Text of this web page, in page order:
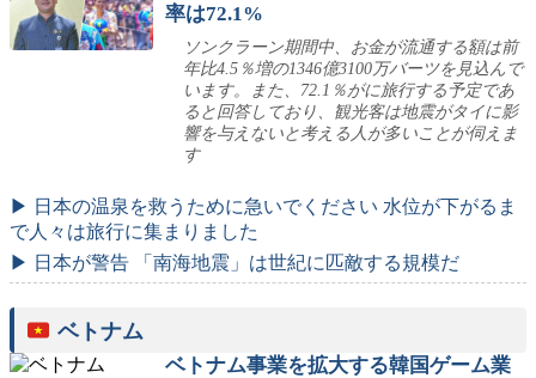
率は72.1%
ソンクラーン期間中、お金が流通する額は前
年比4.5％増の1346億3100万バーツを見込んで
います。また、72.1％がに旅行する予定であ
ると回答しており、観光客は地震がタイに影
響を与えないと考える人が多いことが伺えま
す
▶ 日本の温泉を救うために急いでください 水位が下がるま
で人々は旅行に集まりました
▶ 日本が警告 「南海地震」は世紀に匹敵する規模だ
ベトナム
ベトナム事業を拡大する韓国ゲーム業